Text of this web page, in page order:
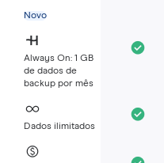
Novo
Always On: 1 GB
de dados de
backup por mês
Dados ilimitados